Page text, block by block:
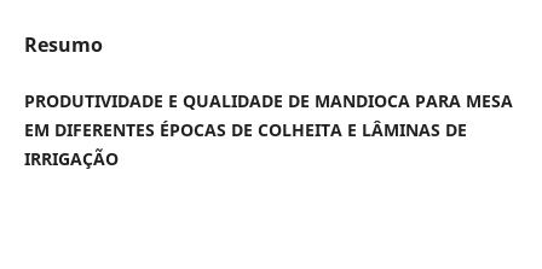
Resumo
PRODUTIVIDADE E QUALIDADE DE MANDIOCA PARA MESA
EM DIFERENTES ÉPOCAS DE COLHEITA E LÂMINAS DE
IRRIGAÇÃO